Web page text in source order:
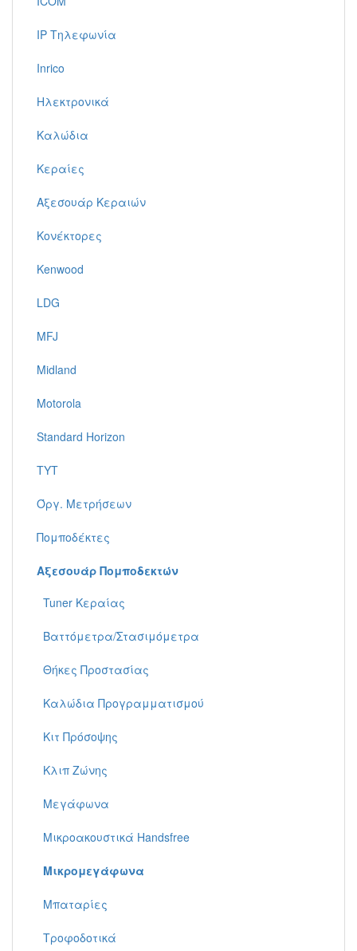
IP Τηλεφωνία
Inrico
Ηλεκτρονικά
Καλώδια
Κεραίες
Αξεσουάρ Κεραιών
Κονέκτορες
Kenwood
LDG
MFJ
Midland
Motorola
Standard Horizon
TYT
Όργ. Μετρήσεων
Πομποδέκτες
Αξεσουάρ Πομποδεκτών
Tuner Κεραίας
Βαττόμετρα/Στασιμόμετρα
Θήκες Προστασίας
Καλώδια Προγραμματισμού
Κιτ Πρόσοψης
Κλιπ Ζώνης
Μεγάφωνα
Μικροακουστικά Handsfree
Μικρομεγάφωνα
Μπαταρίες
Τροφοδοτικά